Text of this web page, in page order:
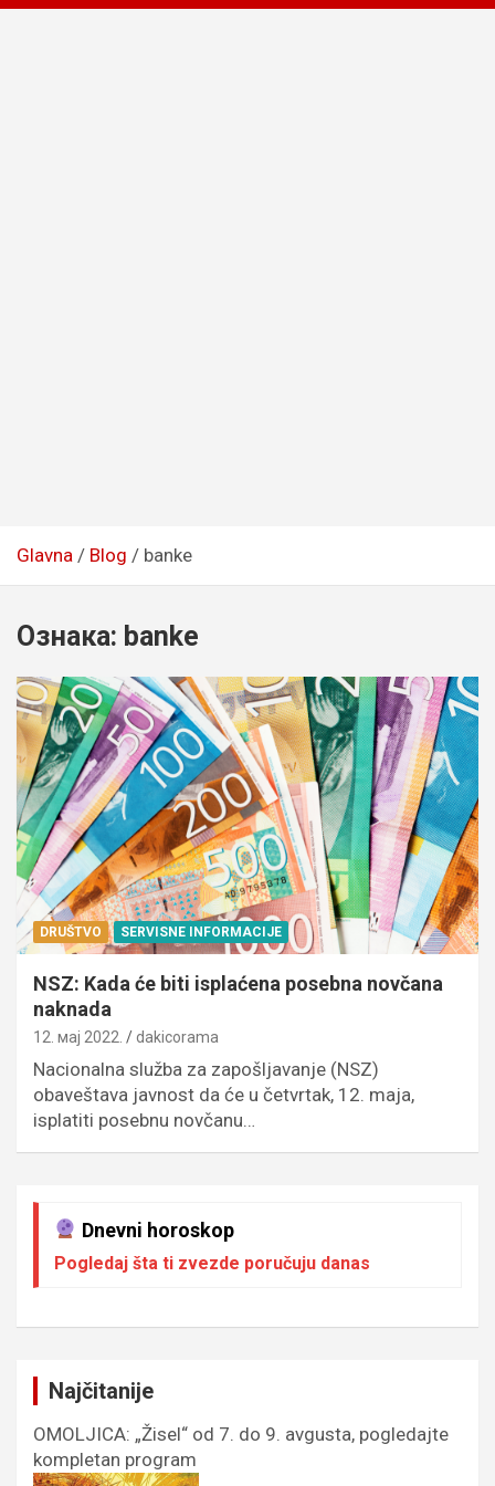
Glavna Blog banke
Ознака: banke
DRUŠTVO SERVISNE INFORMACIJE
NSZ: Kada će biti isplaćena posebna novčana
naknada
12. мај 2022. dakicorama
Nacionalna služba za zapošljavanje (NSZ)
obaveštava javnost da će u četvrtak, 12. maja,
isplatiti posebnu novčanu…
Dnevni horoskop
Pogledaj šta ti zvezde poručuju danas
Najčitanije
OMOLJICA: „Žisel“ od 7. do 9. avgusta, pogledajte
kompletan program